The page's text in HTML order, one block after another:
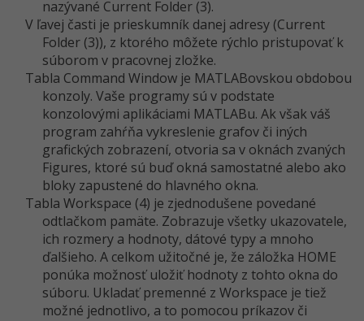
nazývané Current Folder (3).
V ľavej časti je prieskumník danej adresy (Current
Folder (3)), z ktorého môžete rýchlo pristupovať k
súborom v pracovnej zložke.
Tabla Command Window je MATLABovskou obdobou
konzoly. Vaše programy sú v podstate
konzolovými aplikáciami MATLABu. Ak však váš
program zahŕňa vykreslenie grafov či iných
grafických zobrazení, otvoria sa v oknách zvaných
Figures, ktoré sú buď okná samostatné alebo ako
bloky zapustené do hlavného okna.
Tabla Workspace (4) je zjednodušene povedané
odtlačkom pamäte. Zobrazuje všetky ukazovatele,
ich rozmery a hodnoty, dátové typy a mnoho
ďalšieho. A celkom užitočné je, že záložka HOME
ponúka možnosť uložiť hodnoty z tohto okna do
súboru. Ukladať premenné z Workspace je tiež
možné jednotlivo, a to pomocou príkazov či